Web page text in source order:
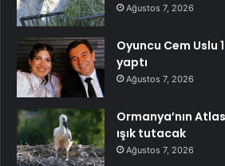
Ağustos 7, 2026
Oyuncu Cem Uslu
yaptı
Ağustos 7, 2026
Ormanya’nın
ışık tutacak
Ağustos 7, 2026